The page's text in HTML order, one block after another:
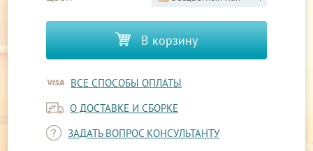
В корзину
ВСЕ СПОСОБЫ ОПЛАТЫ
О ДОСТАВКЕ И СБОРКЕ
ЗАДАТЬ ВОПРОС КОНСУЛЬТАНТУ